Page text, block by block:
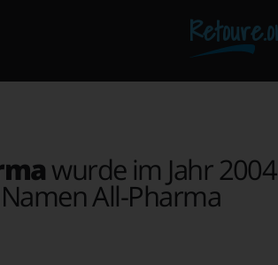
wurde im Jahr 2004
All-Pharma